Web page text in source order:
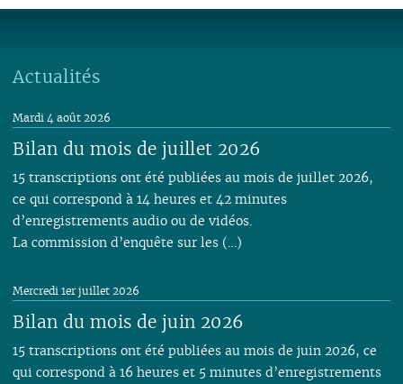
Actualités
Bilan du mois de juillet 2026
Mardi 4 août 2026
15 transcriptions ont été publiées au mois de juillet 2026,
ce qui correspond à 14 heures et 42 minutes
d’enregistrements audio ou de vidéos.
La commission d’enquête sur les (…)
Bilan du mois de juin 2026
Mercredi 1er juillet 2026
15 transcriptions ont été publiées au mois de juin 2026, ce
qui correspond à 16 heures et 5 minutes d’enregistrements